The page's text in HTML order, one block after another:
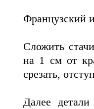
Французский
Сложить
на 1 см от
срезать,
Далее